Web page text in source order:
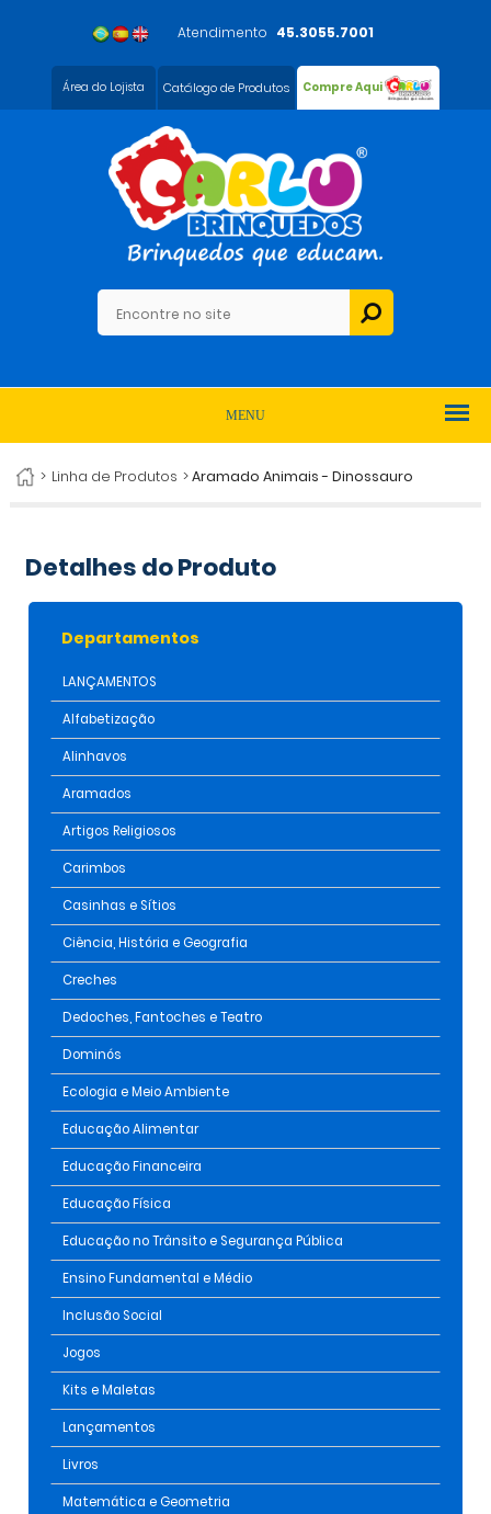
Atendimento 45.3055.7001
Área do Lojista Catálogo de Produtos Compre Aqui
MENU
> Linha de Produtos >Aramado Animais - Dinossauro
Detalhes do Produto
Departamentos
LANÇAMENTOS
Alfabetização
Alinhavos
Aramados
Artigos Religiosos
Carimbos
Casinhas e Sítios
Ciência, História e Geografia
Creches
Dedoches, Fantoches e Teatro
Dominós
Ecologia e Meio Ambiente
Educação Alimentar
Educação Financeira
Educação Física
Educação no Trânsito e Segurança Pública
Ensino Fundamental e Médio
Inclusão Social
Jogos
Kits e Maletas
Lançamentos
Livros
Matemática e Geometria